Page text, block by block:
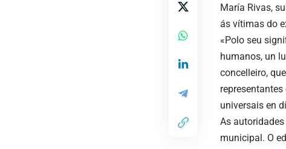
María Rivas,
ás vítimas do
«Polo seu
humanos, un
concelleiro,
universais en
As
municipal. O